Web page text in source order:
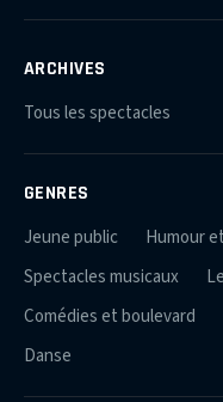
ARCHIVES
Tous les spectacles
GENRES
Jeune public
Humour
Spectacles musicaux
Comédies et boulevard
Danse